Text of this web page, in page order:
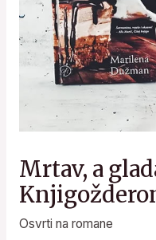
Mrtav, a
Osvrti na romane